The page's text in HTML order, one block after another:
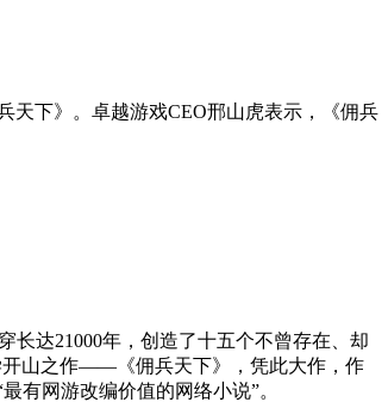
天下》。卓越游戏CEO邢山虎表示，《佣兵
达21000年，创造了十五个不曾存在、却
开山之作——《佣兵天下》，凭此大作，作
有网游改编价值的网络小说”。